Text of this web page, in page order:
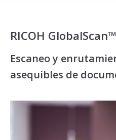
RICOH
Escaneo y
asequibles de